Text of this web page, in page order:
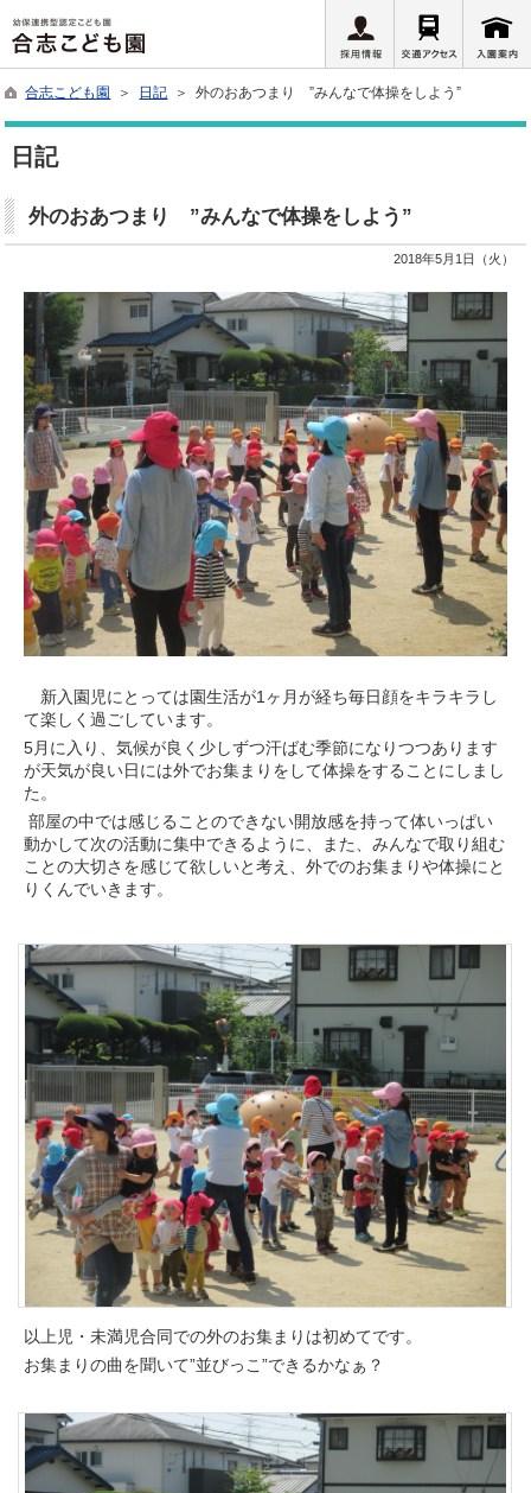
合志こども園 ＞ 日記 ＞ 外のおあつまり ”みんなで体操をしよう”
日記
外のおあつまり ”みんなで体操をしよう”
2018年5月1日（火）
新入園児にとっては園生活が1ヶ月が経ち毎日顔をキラキラし
て楽しく過ごしています。
5月に入り、気候が良く少しずつ汗ばむ季節になりつつあります
が天気が良い日には外でお集まりをして体操をすることにしまし
た。
部屋の中では感じることのできない開放感を持って体いっぱい
動かして次の活動に集中できるように、また、みんなで取り組む
ことの大切さを感じて欲しいと考え、外でのお集まりや体操にと
りくんでいきます。
以上児・未満児合同での外のお集まりは初めてです。
お集まりの曲を聞いて”並びっこ”できるかなぁ？